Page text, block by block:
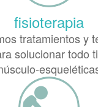
fisioterapia
tratamientos y
solucionar todo